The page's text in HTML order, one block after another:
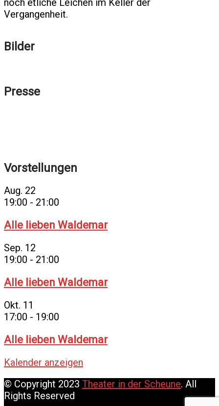
noch etliche Leichen im Keller der
Vergangenheit.
Bilder
Presse
Vorstellungen
Aug. 22
19:00 - 21:00
Alle lieben Waldemar
Sep. 12
19:00 - 21:00
Alle lieben Waldemar
Okt. 11
17:00 - 19:00
Alle lieben Waldemar
Kalender anzeigen
© Copyright 2023 Theater in der Scheune. All
Rights Reserved